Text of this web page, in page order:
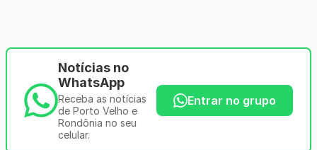
Notícias no
WhatsApp
Receba as notícias
de Porto Velho e
Rondônia no seu
celular.
Entrar no grupo